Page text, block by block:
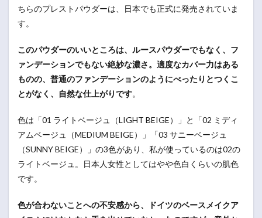
ちらのプレストパウダーは、日本でも正式に発売されていま
す。
このパウダーのいいところは、ルースパウダーでもなく、フ
ァンデーションでもない絶妙な濃さ。適度なカバー力はある
ものの、普通のファンデーションのようにべったりとつくこ
とがなく、自然な仕上がりです。
色は「01 ライトベージュ（LIGHT BEIGE）」と「02 ミディ
アムベージュ（MEDIUM BEIGE）」「03 サニーベージュ
（SUNNY BEIGE）」の3色があり、私が使っているのは02の
ライトベージュ。日本人女性としてはやや色白くらいの肌色
です。
色が合わないことへの不安感から、ドイツのベースメイクア